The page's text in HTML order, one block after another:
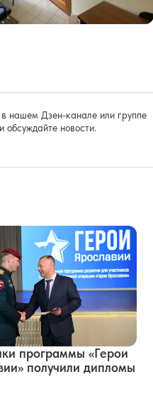
нашем Дзен-канале или группе
обсуждайте новости.
программы «Герои
получили дипломы